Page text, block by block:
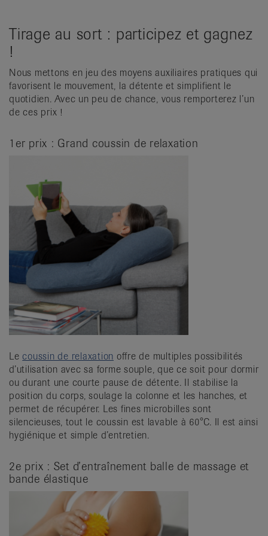
Tirage au sort : participez et gagnez
!
Nous mettons en jeu des moyens auxiliaires pratiques qui
favorisent le mouvement, la détente et simplifient le
quotidien. Avec un peu de chance, vous remporterez l’un
de ces prix !
1er prix : Grand coussin de relaxation
Lecoussin de relaxation offre de multiples possibilités
d’utilisation avec sa forme souple, que ce soit pour dormir
ou durant une courte pause de détente. Il stabilise la
position du corps, soulage la colonne et les hanches, et
permet de récupérer. Les fines microbilles sont
silencieuses, tout le coussin est lavable à 60°C. Il est ainsi
hygiénique et simple d’entretien.
2e prix : Set d’entraînement balle de massage et
bande élastique